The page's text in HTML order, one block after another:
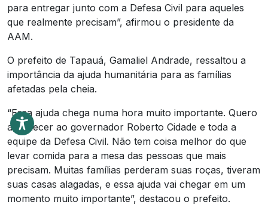
para entregar junto com a Defesa Civil para aqueles
que realmente precisam”, afirmou o presidente da
AAM.
O prefeito de Tapauá, Gamaliel Andrade, ressaltou a
importância da ajuda humanitária para as famílias
afetadas pela cheia.
“Essa ajuda chega numa hora muito importante. Quero
agradecer ao governador Roberto Cidade e toda a
equipe da Defesa Civil. Não tem coisa melhor do que
levar comida para a mesa das pessoas que mais
precisam. Muitas famílias perderam suas roças, tiveram
suas casas alagadas, e essa ajuda vai chegar em um
momento muito importante”, destacou o prefeito.